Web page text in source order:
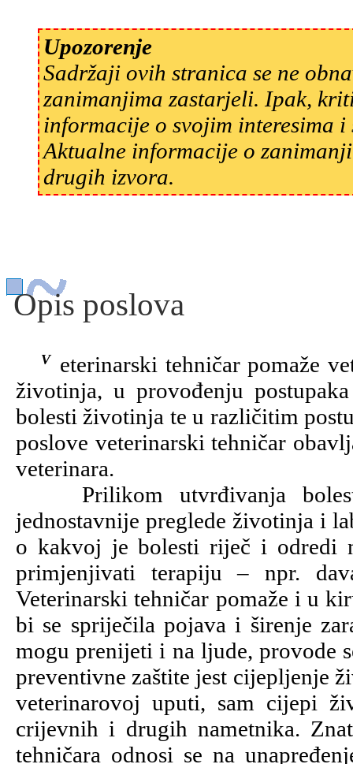
Upozorenje
Sadržaji ovih stranica se ne
zanimanjima zastarjeli. Ipak,
informacije o svojim interesima
Aktualne informacije o
drugih izvora.
Opis poslova
Veterinarski tehničar pomaže veterinaru u liječenju oboljelih ili ozlijeđenih
životinja, u provođenju
bolesti životinja te u različitim
poslove veterinarski tehničar
veterinara.
Prilikom utvrđivanja
jednostavnije preglede životinja i
o kakvoj je bolesti riječ i odredi
primjenjivati terapiju – npr.
Veterinarski tehničar pomaže i u
bi se spriječila pojava i širenje
mogu prenijeti i na ljude, provode
preventivne zaštite jest cijepljenje
veterinarovoj uputi, sam cijepi
crijevnih i drugih nametnika.
tehničara odnosi se na